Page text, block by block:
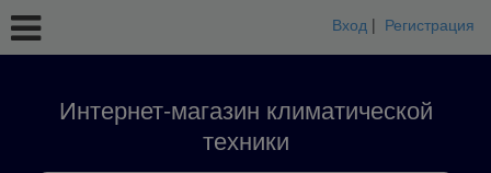
Вход | Регистрация
Интернет-магазин климатической
техники